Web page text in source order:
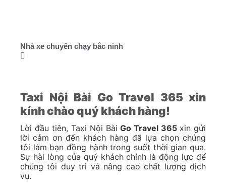
Nhà xe chuyên chạy bắc ninh
Taxi Nội Bài Go Travel 365 xin
kính chào quý khách hàng!
Lời đầu tiên, Taxi Nội BàiGo Travel 365 xin gửi
lời cảm ơn đến khách hàng đã lựa chọn chúng
tôi làm bạn đồng hành trong suốt thời gian qua.
Sự hài lòng của quý khách chính là động lực để
chúng tôi duy trì và nâng cao chất lượng dịch
vụ.